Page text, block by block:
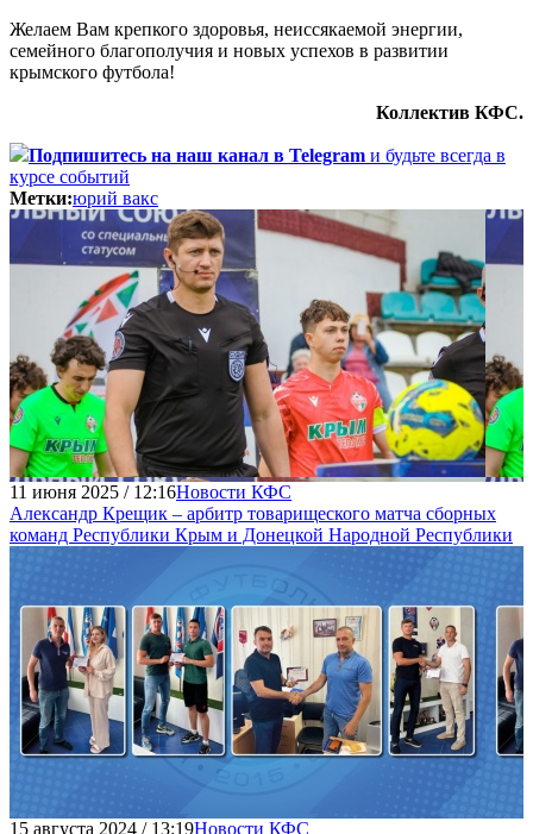
Желаем Вам крепкого здоровья, неиссякаемой энергии,
семейного благополучия и новых успехов в развитии
крымского футбола!
Коллектив КФС.
Подпишитесь на наш канал в Telegram и будьте всегда в
курсе событий
Метки:юрий вакс
11 июня 2025 / 12:16Новости КФС
Александр Крещик – арбитр товарищеского матча сборных
команд Республики Крым и Донецкой Народной Республики
15 августа 2024 / 13:19Новости КФС